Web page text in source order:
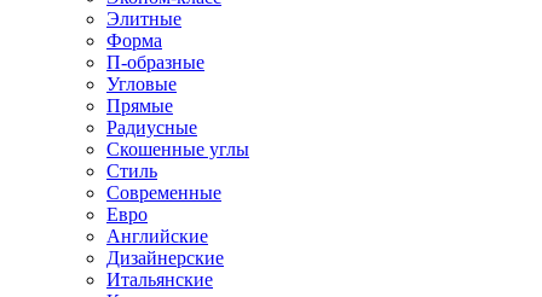
Элитные
Форма
П-образные
Угловые
Прямые
Радиусные
Скошенные углы
Стиль
Современные
Евро
Английские
Дизайнерские
Итальянские